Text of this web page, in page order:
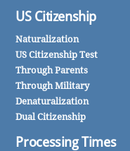
US Citizenship
Naturalization
US Citizenship Test
Through Parents
Through Military
Denaturalization
Dual Citizenship
Processing Times